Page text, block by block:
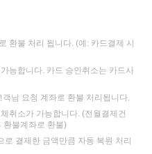
환불 처리 됩니다. (예: 카드결제 시
능합니다. 카드 승인취소는 카드사
님 요청 계좌로 환불 처리됩니다.
취소가 가능합니다. (전월결제건
환불계좌로 환불)
로 결제한 금액만큼 자동 복원 처리